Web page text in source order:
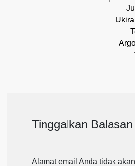
Tinggalkan Balasan
Alamat email Anda tidak akan